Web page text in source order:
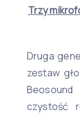
Trzy
Druga
zestaw
czystość